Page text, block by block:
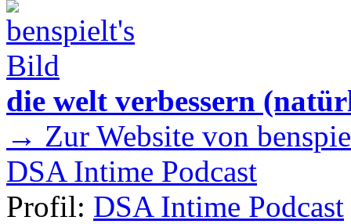
die welt verbessern
→ Zur Website von
DSA Intime Podcast
Profil: DSA Intime Podcast